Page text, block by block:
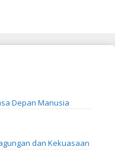
Depan Manusia
dan Kekuasaan